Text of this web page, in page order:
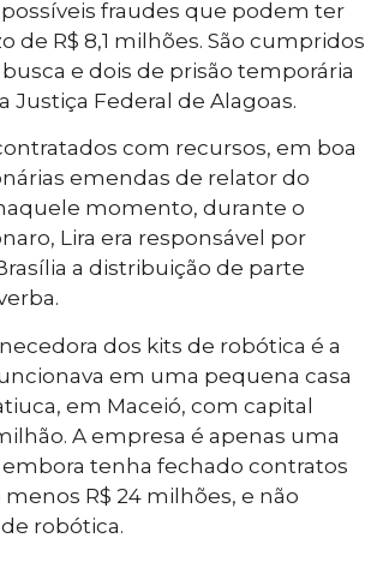
possíveis fraudes que podem ter
de R$ 8,1 milhões. São cumpridos
e dois de prisão temporária
Justiça Federal de Alagoas.
com recursos, em boa
emendas de relator do
momento, durante o
Lira era responsável por
a distribuição de parte
dos kits de robótica é a
em uma pequena casa
em Maceió, com capital
A empresa é apenas uma
tenha fechado contratos
R$ 24 milhões, e não
robótica.